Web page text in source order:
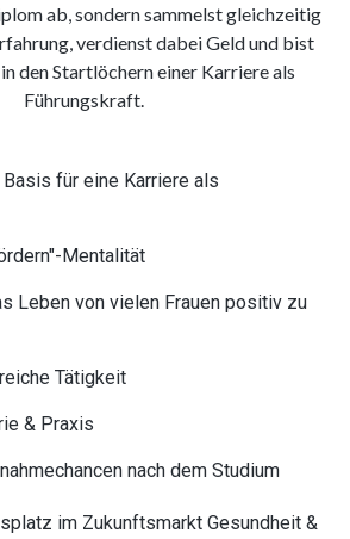
ab, sondern sammelst gleichzeitig
verdienst dabei Geld und bist
den Startlöchern einer Karriere als
Führungskraft.
für eine Karriere als
Mentalität
Leben von vielen Frauen positiv zu
Tätigkeit
& Praxis
nach dem Studium
im Zukunftsmarkt Gesundheit &